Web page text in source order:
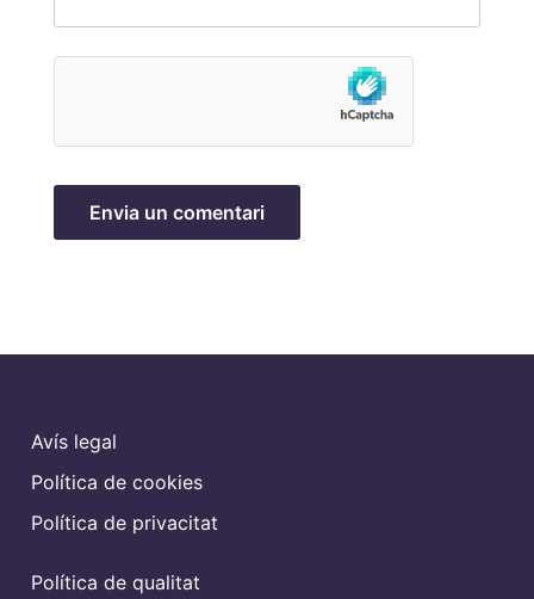
Avís legal
Política de cookies
Política de privacitat
Política de qualitat